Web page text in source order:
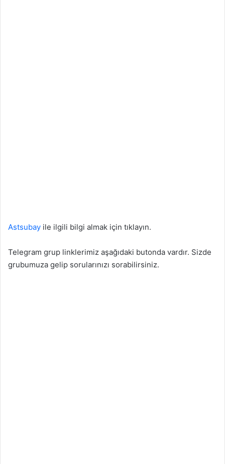
Astsubay ile ilgili bilgi almak için tıklayın.
Telegram grup linklerimiz aşağıdaki butonda vardır. Sizde
grubumuza gelip sorularınızı sorabilirsiniz.